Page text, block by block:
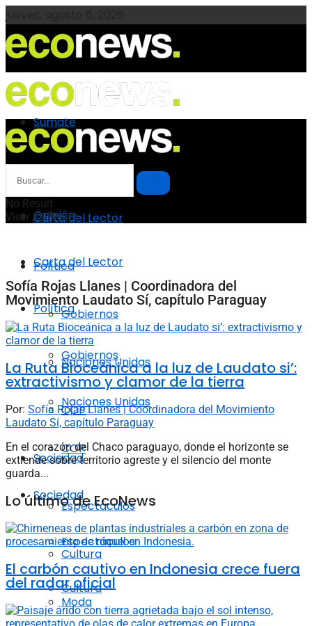
Sumate
Opinión
Carta del Lector
Política
Gobiernos
Naciones Unidas
COP
Sociedad
Espectáculos
Cultura
Moda
Sumate
Opinión
Carta del Lector
Política
Gobiernos
Naciones Unidas
COP
Sociedad
Espectáculos
Cultura
No Result
View All Result
Sofía Rojas Llanes | Coordinadora del
Movimiento Laudato Sí, capítulo Paraguay
La Ruta Bioceánica a la luz de Laudato si’:
extractivismo y clamor de la tierra
Por: Sofía Rojas Llanes | Coordinadora del Movimiento
Laudato Sí, capítulo Paraguay
En el corazón del Chaco paraguayo, donde el horizonte se
extiende sobre territorio agreste y el silencio del monte
guarda...
Lo último de EcoNews
El carbón cautivo en Indonesia crece fuera
del radar oficial